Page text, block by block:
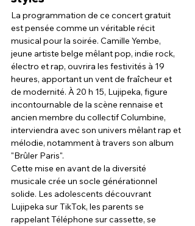
La programmation de ce concert gratuit
est pensée comme un véritable récit
musical pour la soirée. Camille Yembe,
jeune artiste belge mêlant pop, indie rock,
électro et rap, ouvrira les festivités à 19
heures, apportant un vent de fraîcheur et
de modernité. À 20 h 15, Lujipeka, figure
incontournable de la scène rennaise et
ancien membre du collectif Columbine,
interviendra avec son univers mêlant rap et
mélodie, notamment à travers son album
"Brûler Paris".
Cette mise en avant de la diversité
musicale crée un socle générationnel
solide. Les adolescents découvrant
Lujipeka sur TikTok, les parents se
rappelant Téléphone sur cassette, se